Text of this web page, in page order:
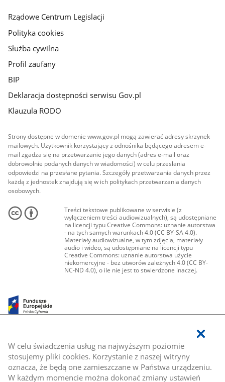
W celu świadczenia usług na najwyższym poziomie
stosujemy pliki cookies. Korzystanie z naszej witryny
oznacza, że będą one zamieszczane w Państwa urządzeniu.
W każdym momencie można dokonać zmiany ustawień
Rządowe Centrum Legislacji
Polityka cookies
Służba cywilna
Profil zaufany
BIP
Deklaracja dostępności serwisu Gov.pl
Klauzula RODO
Strony dostępne w domenie www.gov.pl mogą zawierać adresy skrzynek
mailowych. Użytkownik korzystający z odnośnika będącego adresem e-
mail zgadza się na przetwarzanie jego danych (adres e-mail oraz
dobrowolnie podanych danych w wiadomości) w celu przesłania
odpowiedzi na przesłane pytania. Szczegóły przetwarzania danych przez
każdą z jednostek znajdują się w ich politykach przetwarzania danych
osobowych.
Treści tekstowe publikowane w serwisie (z
wyłączeniem treści audiowizualnych), są udostępniane
na licencji typu Creative Commons: uznanie autorstwa
- na tych samych warunkach 4.0 (CC BY-SA 4.0).
Materiały audiowizualne, w tym zdjęcia, materiały
audio i wideo, są udostępniane na licencji typu
Creative Commons: uznanie autorstwa użycie
niekomercyjne - bez utworów zależnych 4.0 (CC BY-
NC-ND 4.0), o ile nie jest to stwierdzone inaczej.